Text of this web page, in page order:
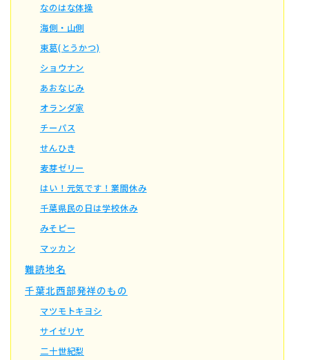
なのはな体操
海側・山側
東葛(とうかつ)
ショウナン
あおなじみ
オランダ家
チーパス
せんひき
麦芽ゼリー
はい！元気です！業間休み
千葉県民の日は学校休み
みそピー
マッカン
難読地名
千葉北西部発祥のもの
マツモトキヨシ
サイゼリヤ
二十世紀梨